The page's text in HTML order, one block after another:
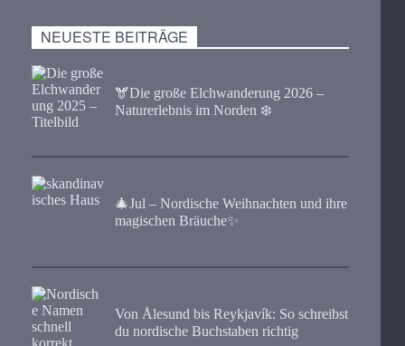
NEUESTE BEITRÄGE
🫎​Die große Elchwanderung 2026 –
Naturerlebnis im Norden ❄️
🎄Jul – Nordische Weihnachten und ihre
magischen Bräuche✨
Von Ålesund bis Reykjavík: So schreibst
du nordische Buchstaben richtig